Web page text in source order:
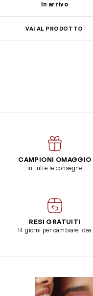
In arrivo
VAI AL PRODOTTO
CAMPIONI OMAGGIO
in tutte le consegne
RESI GRATUITI
14 giorni per cambiare idea